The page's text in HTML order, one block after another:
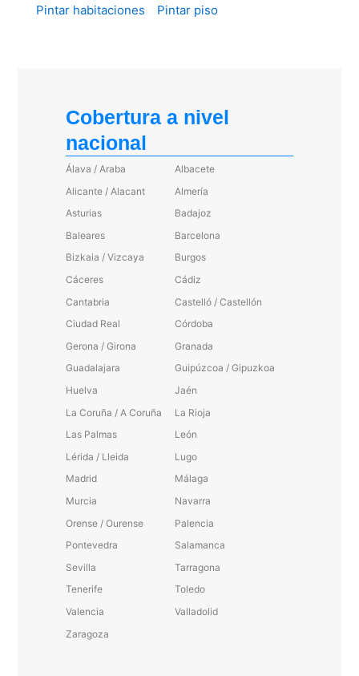
Pintar habitaciones Pintar piso
Cobertura a nivel
nacional
Álava / Araba
Albacete
Alicante / Alacant
Almería
Asturias
Badajoz
Baleares
Barcelona
Bizkaia / Vizcaya
Burgos
Cáceres
Cádiz
Cantabria
Castelló / Castellón
Ciudad Real
Córdoba
Gerona / Girona
Granada
Guadalajara
Guipúzcoa / Gipuzkoa
Huelva
Jaén
La Coruña / A Coruña
La Rioja
Las Palmas
León
Lérida / Lleida
Lugo
Madrid
Málaga
Murcia
Navarra
Orense / Ourense
Palencia
Pontevedra
Salamanca
Sevilla
Tarragona
Tenerife
Toledo
Valencia
Valladolid
Zaragoza